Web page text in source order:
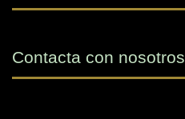
Contacta con nosotros